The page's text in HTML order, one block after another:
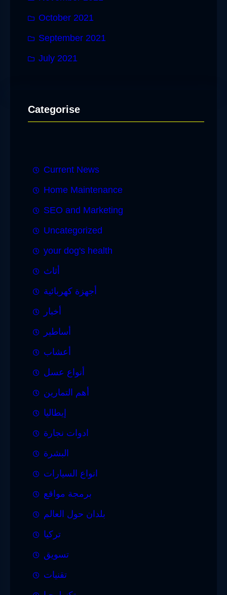
October 2021
September 2021
July 2021
Categorise
Current News
Home Maintenance
SEO and Marketing
Uncategorized
your dog's health
أثاث
أجهزة كهربائية
أخبار
أساطير
أعشاب
أنواع عسل
أهم التمارين
إيطاليا
ادوات نجارة
البشرة
انواع السيارات
برمجة مواقع
بلدان حول العالم
تركيا
تسويق
تقنيات